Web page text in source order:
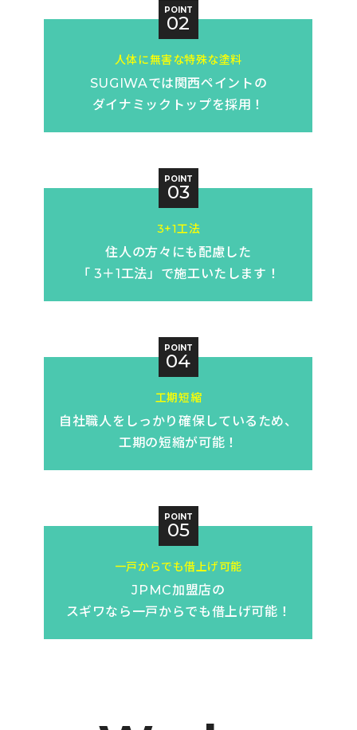
POINT
02
人体に無害な特殊な塗料
SUGIWAでは 関西ペイントの
ダイナミックトップを採用！
POINT
03
3+1工法
住人の方々にも配慮した
「 3＋1工法」で施工いたします！
POINT
04
工期短縮
自社職人を しっかり確保 しているため、
工期の短縮が可能！
POINT
05
一戸からでも借上げ可能
JPMC加盟店の
スギワなら 一戸からでも借上げ可能！